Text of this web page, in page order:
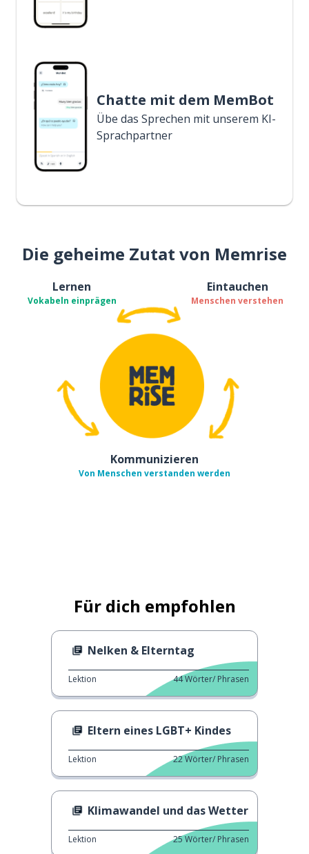
Chatte mit dem MemBot
Übe das Sprechen mit unserem KI-
Sprachpartner
Die geheime Zutat von Memrise
Lernen
Vokabeln einprägen
Eintauchen
Menschen verstehen
Kommunizieren
Von Menschen verstanden werden
Für dich empfohlen
Nelken & Elterntag
Lektion 44Wörter/ Phrasen
Eltern eines LGBT+ Kindes
Lektion 22Wörter/ Phrasen
Klimawandel und das Wetter
Lektion 25Wörter/ Phrasen